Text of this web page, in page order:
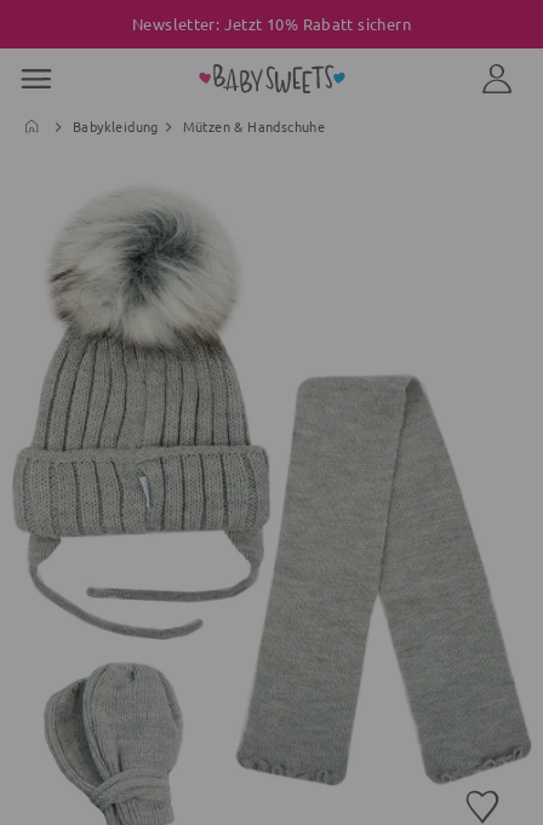
Newsletter: Jetzt 10% Rabatt sichern
Babykleidung Mützen & Handschuhe